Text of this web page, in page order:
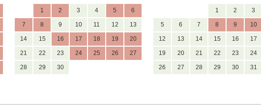
1 2 3 4 5 6
7 8 9 10 11 12 13
14 15 16 17 18 19 20
21 22 23 24 25 26 27
28 29 30
1 2 3
5 6 7 8 9 10
12 13 14 15 16 17
19 20 21 22 23 24
26 27 28 29 30 31